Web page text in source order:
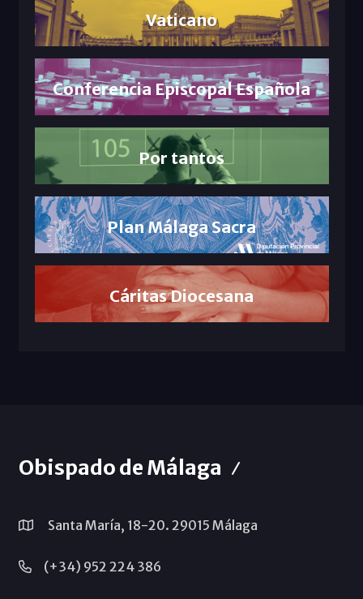
Vaticano
Conferencia Episcopal Española
Por tantos
Plan Málaga Sacra
Cáritas Diocesana
Obispado de Málaga
Santa María, 18-20. 29015 Málaga
(+34) 952 224 386